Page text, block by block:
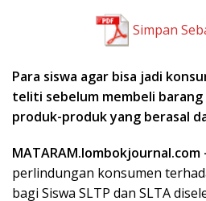
Simpan
Para siswa agar bisa jadi
teliti sebelum membeli
produk-produk yang berasal
MATARAM.lombokjournal.com
perlindungan konsumen
bagi Siswa SLTP dan SLTA